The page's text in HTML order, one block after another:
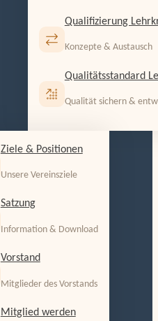
Qualifizierung
Konzepte & Austausch
Qualitätsstandard
Qualität sichern &
Ziele & Positionen
Unsere Vereinsziele
Satzung
Information & Download
Vorstand
Mitglieder des Vorstands
Mitglied werden